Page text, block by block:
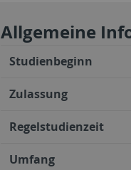
Allgemeine
Studienbeginn
Zulassung
Regelstudienzeit
Umfang